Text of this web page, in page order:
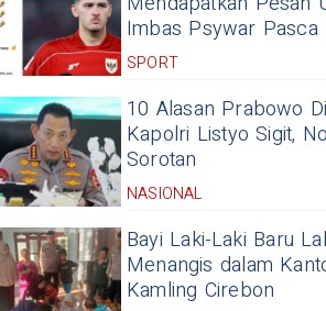
Imbas Psywar Pasca
SPORT
10 Alasan Prabowo
Kapolri Listyo Sigit,
Sorotan
NASIONAL
Bayi Laki-Laki Baru
Menangis dalam
Kamling Cirebon